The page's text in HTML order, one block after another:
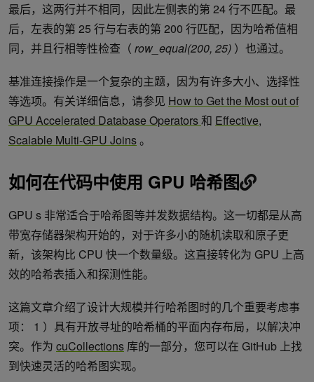
最后，这两行并不相同，因此左侧表的第 24 行不匹配。最
后，左表的第 25 行与右表的第 200 行匹配，因为哈希值相
同，并且行相等性检查（ row_equal(200, 25) ）也通过。
基准连接操作是一个复杂的主题，因为有许多大小、选择性
等选项。有关详细信息，请参见 How to Get the Most out of
GPU Accelerated Database Operators和 Effective,
Scalable Multi-GPU Joins。
如何在代码中使用 GPU 哈希图
GPU s 非常适合于哈希图等并发数据结构。这一切都是从高
带宽存储器架构开始的，对于许多小的随机读取和原子更
新，该架构比 CPU 快一个数量级。这直接转化为 GPU 上高
效的哈希表插入和探测性能。
这篇文章介绍了设计大规模并行哈希图时的几个重要考虑事
项： 1 ）具有开放寻址的哈希桶的平面内存布局，以解决冲
突。作为 cuCollections 库的一部分，您可以在 GitHub 上找
到快速灵活的哈希图实现。